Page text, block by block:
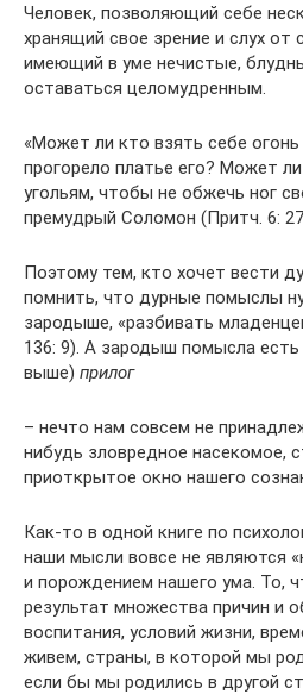
Человек, позволяющий себе
хранящий свое зрение и слух от
имеющий в уме нечистые,
оставаться целомудренным.
«Может ли кто взять себе огонь
прогорело платье его? Может
угольям, чтобы не обжечь ног
премудрый Соломон (Притч. 6:
Поэтому тем, кто хочет вести
помнить, что дурные помыслы
зародыше, «разбивать
136: 9). А зародыш помысла
выше) прилог
– нечто нам совсем не
нибудь зловредное насекомое,
приоткрытое окно нашего
Как-то в одной книге по
наши мысли вовсе не являются
и порождением нашего ума. То,
результат множества причин и
воспитания, условий жизни,
живем, страны, в которой мы
если бы мы родились в другой